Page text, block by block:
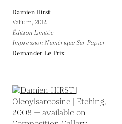
Damien Hirst
Valium, 2014
Édition Limitée
Impression Numérique Sur Papier
Demander Le Prix